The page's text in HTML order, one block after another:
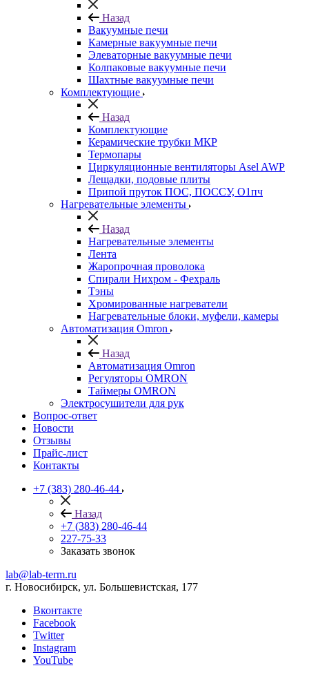
Назад
Вакуумные печи
Камерные вакуумные печи
Элеваторные вакуумные печи
Колпаковые вакуумные печи
Шахтные вакуумные печи
Комплектующие
Назад
Комплектующие
Керамические трубки МКР
Термопары
Циркуляционные вентиляторы Asel AWP
Лещадки, подовые плиты
Припой пруток ПОС, ПОССУ, О1пч
Нагревательные элементы
Назад
Нагревательные элементы
Лента
Жаропрочная проволока
Спирали Нихром - Фехраль
Тэны
Хромированные нагреватели
Нагревательные блоки, муфели, камеры
Автоматизация Omron
Назад
Автоматизация Omron
Регуляторы OMRON
Таймеры OMRON
Электросушители для рук
Вопрос-ответ
Новости
Отзывы
Прайс-лист
Контакты
+7 (383) 280-46-44
Назад
+7 (383) 280-46-44
227-75-33
Заказать звонок
lab@lab-term.ru
г. Новосибирск, ул. Большевистская, 177
Вконтакте
Facebook
Twitter
Instagram
YouTube